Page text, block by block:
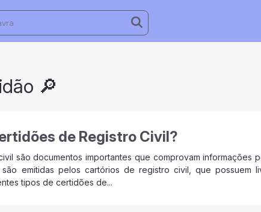
🔎
de Registro Civil?
são documentos importantes que comprovam informações
emitidas pelos cartórios de registro civil, que possuem
tipos de certidões de...